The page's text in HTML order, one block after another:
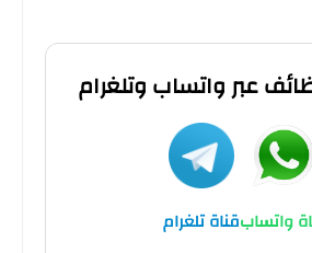
عبر واتساب وتلغرام
واتسابقناة تلغرام